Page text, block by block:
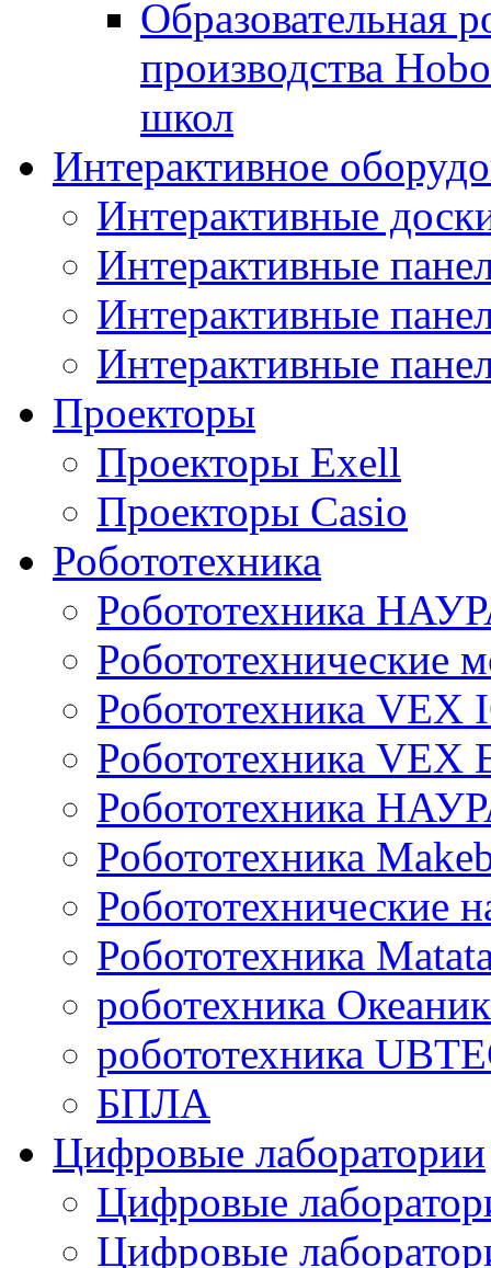
Образовательная
производства
школ
Интерактивное
Интерактивные
Интерактивные
Интерактивные
Интерактивные
Проекторы
Проекторы Exell
Проекторы Casio
Робототехника
Робототехника
Робототехнические
Робототехника VEX
Робототехника VEX
Робототехника
Робототехника
Робототехнические
Робототехника
роботехника
робототехника
БПЛА
Цифровые лаборатории
Цифровые
Цифровые